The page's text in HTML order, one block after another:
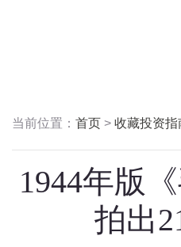
当前位置： 首页 > 收藏投资指
1944年版
拍出